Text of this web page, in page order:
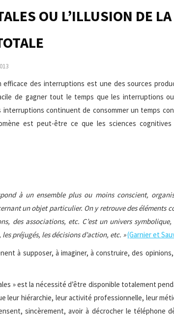
OU L’ILLUSION DE LA
efficace des interruptions est une des sources
de gagner tout le temps que les interruptions
continuent de consommer un temps
est peut-être ce que les sciences cognitives
à un ensemble plus ou moins conscient,
un objet particulier. On y retrouve des éléments
des associations, etc. C’est un univers
préjugés, les décisions d’action, etc. »(Garnier et
à supposer, à imaginer, à construire, des
» est la nécessité d’être disponible totalement
leur hiérarchie, leur activité professionnelle, leur
sincèrement, avoir à décrocher le téléphone